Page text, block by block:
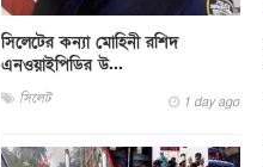
সিলেটের কন্যা মোহিনী রশিদ
এনওয়াইপিডির উ...
সিলেট 1 day ago